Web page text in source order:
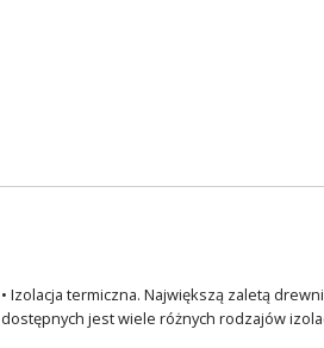
• Izolacja termiczna. Największą zaletą
dostępnych jest wiele różnych rodzajów